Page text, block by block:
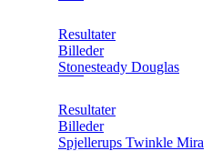
Resultater
Billeder
Stonesteady Douglas
Resultater
Billeder
Spjellerups Twinkle Mira